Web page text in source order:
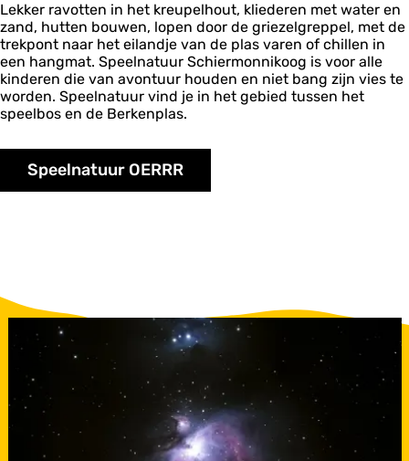
Lekker ravotten in het kreupelhout, kliederen met water en
zand, hutten bouwen, lopen door de griezelgreppel, met de
trekpont naar het eilandje van de plas varen of chillen in
een hangmat. Speelnatuur Schiermonnikoog is voor alle
kinderen die van avontuur houden en niet bang zijn vies te
worden. Speelnatuur vind je in het gebied tussen het
speelbos en de Berkenplas.
Speelnatuur OERRR